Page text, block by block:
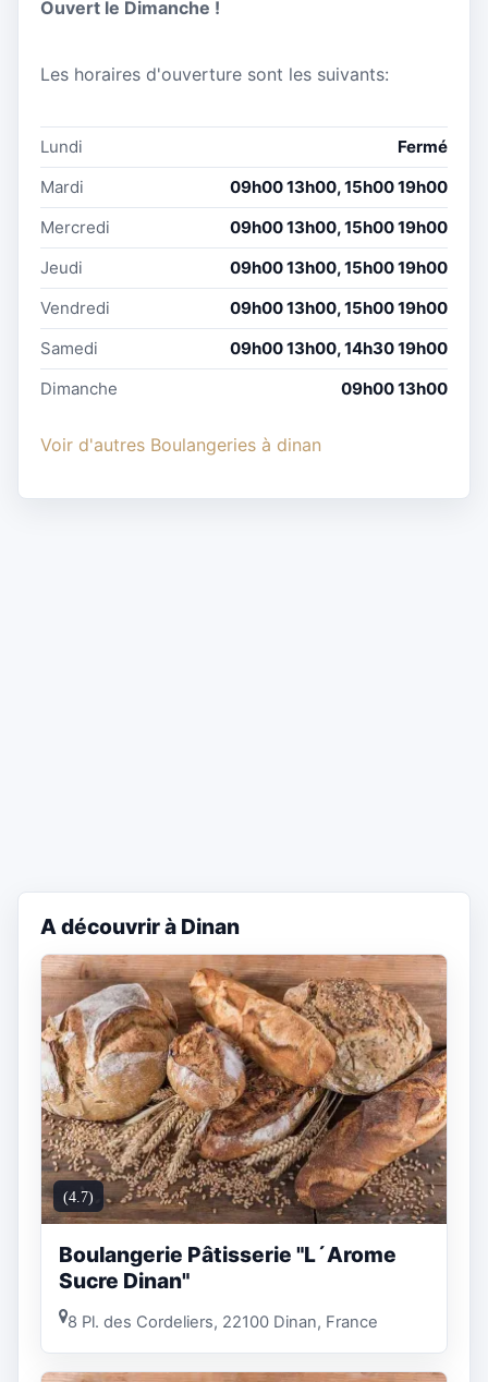
Ouvert le Dimanche !
Les horaires d'ouverture sont les suivants:
Lundi
Fermé
Mardi
09h00 13h00, 15h00 19h00
Mercredi
09h00 13h00, 15h00 19h00
Jeudi
09h00 13h00, 15h00 19h00
Vendredi
09h00 13h00, 15h00 19h00
Samedi
09h00 13h00, 14h30 19h00
Dimanche
09h00 13h00
Voir d'autres Boulangeries à dinan
A découvrir à Dinan
(4.7)
Boulangerie Pâtisserie "L´Arome
Sucre Dinan"
8 Pl. des Cordeliers, 22100 Dinan, France